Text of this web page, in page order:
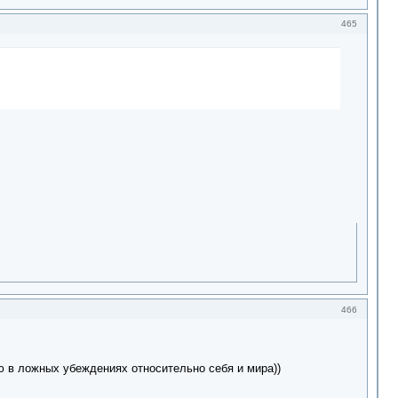
465
466
в ложных убеждениях относительно себя и мира))